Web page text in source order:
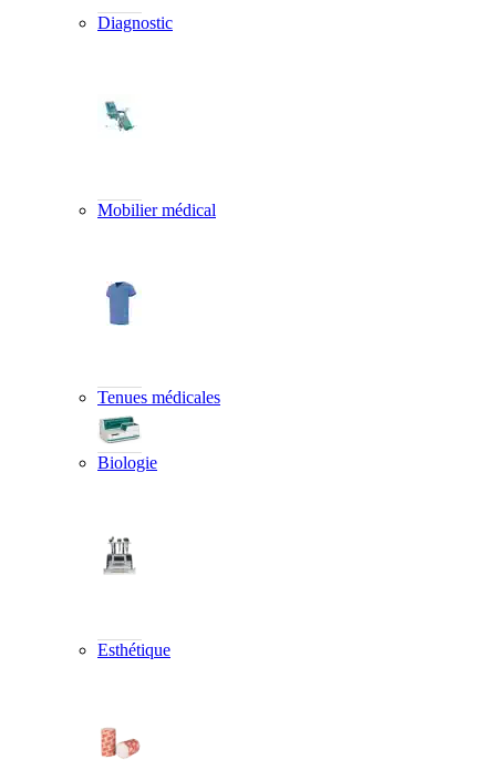
Diagnostic
Mobilier médical
Tenues médicales
Biologie
Esthétique